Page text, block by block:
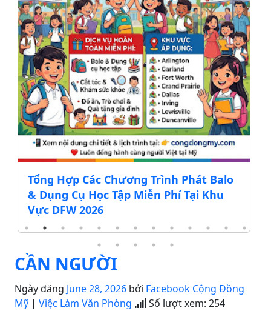
Tổng Hợp Các Chương Trình Phát Balo
& Dụng Cụ Học Tập Miễn Phí Tại Khu
Vực DFW 2026
CẦN NGƯỜI
Ngày đăng June 28, 2026 bởi Facebook Cộng Đồng
Mỹ | Việc Làm Văn Phòng Số lượt xem: 254